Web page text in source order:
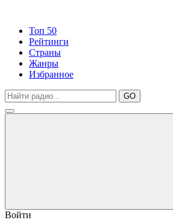
Топ 50
Рейтинги
Страны
Жанры
Избранное
GO
Войти